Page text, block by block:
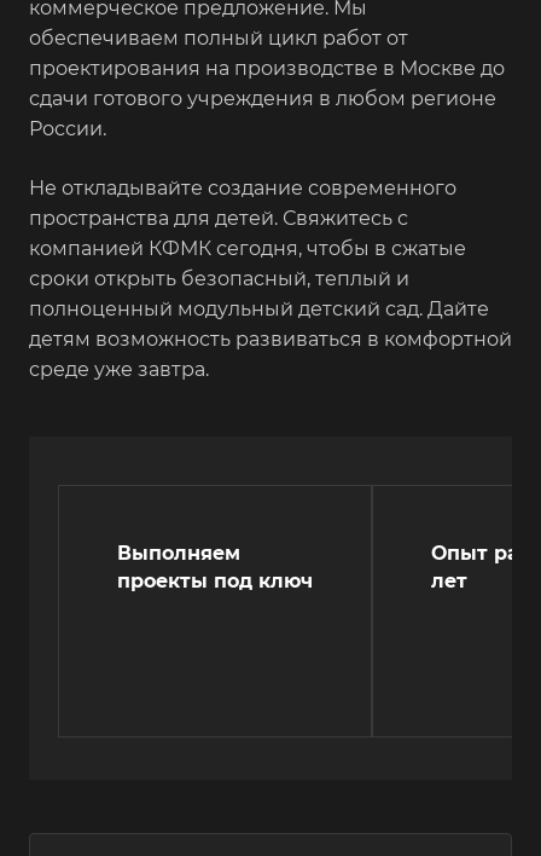
коммерческое предложение. Мы
обеспечиваем полный цикл работ от
проектирования на производстве в Москве до
сдачи готового учреждения в любом регионе
России.
Не откладывайте создание современного
пространства для детей. Свяжитесь с
компанией КФМК сегодня, чтобы в сжатые
сроки открыть безопасный, теплый и
полноценный модульный детский сад. Дайте
детям возможность развиваться в комфортной
среде уже завтра.
Выполняем
проекты под ключ
Опыт
лет